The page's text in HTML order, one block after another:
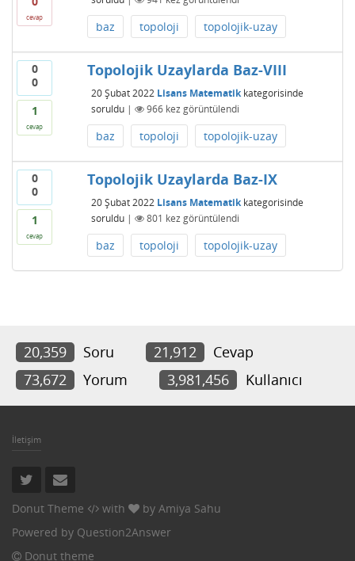
cevap
baz topoloji topolojik-uzay
0
0
1
cevap
Topolojik Uzaylarda Baz-VIII
20 Şubat 2022 Lisans Matematikkategorisinde
soruldu | 966kez görüntülendi
baz topoloji topolojik-uzay
0
0
1
cevap
Topolojik Uzaylarda Baz-IX
20 Şubat 2022 Lisans Matematikkategorisinde
soruldu | 801 kez görüntülendi
baz topoloji topolojik-uzay
20,359 Soru 21,912
Cevap
73,672
Yorum 3,981,456 Kullanıcı
İletişim
Donut Theme with by Amiya Sahu
Powered by Question2Answer
Donut theme